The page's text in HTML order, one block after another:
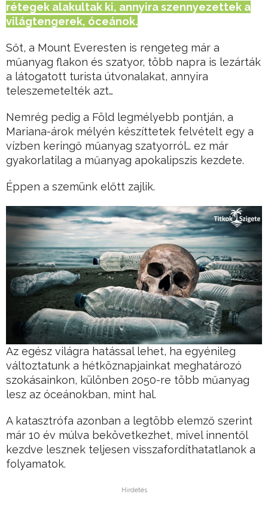
rétegek alakultak ki, annyira szennyezettek a
világtengerek, óceánok.
Sőt, a Mount Everesten is rengeteg már a
műanyag flakon és szatyor, több napra is lezárták
a látogatott turista útvonalakat, annyira
teleszemetelték azt…
Nemrég pedig a Föld legmélyebb pontján, a
Mariana-árok mélyén készíttetek felvételt egy a
vízben keringő műanyag szatyorról… ez már
gyakorlatilag a műanyag apokalipszis kezdete.
Éppen a szemünk előtt zajlik.
Az egész világra hatással lehet, ha egyénileg
változtatunk a hétköznapjainkat meghatározó
szokásainkon, különben 2050-re több műanyag
lesz az óceánokban, mint hal.
A katasztrófa azonban a legtöbb elemző szerint
már 10 év múlva bekövetkezhet, mivel innentől
kezdve lesznek teljesen visszafordíthatatlanok a
folyamatok.
Hirdetés